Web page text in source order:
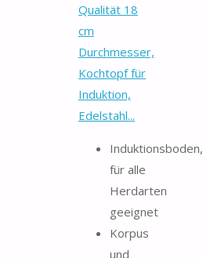
Qualität 18
cm
Durchmesser,
Kochtopf für
Induktion,
Edelstahl...
Induktionsboden,
für alle
Herdarten
geeignet
Korpus
und